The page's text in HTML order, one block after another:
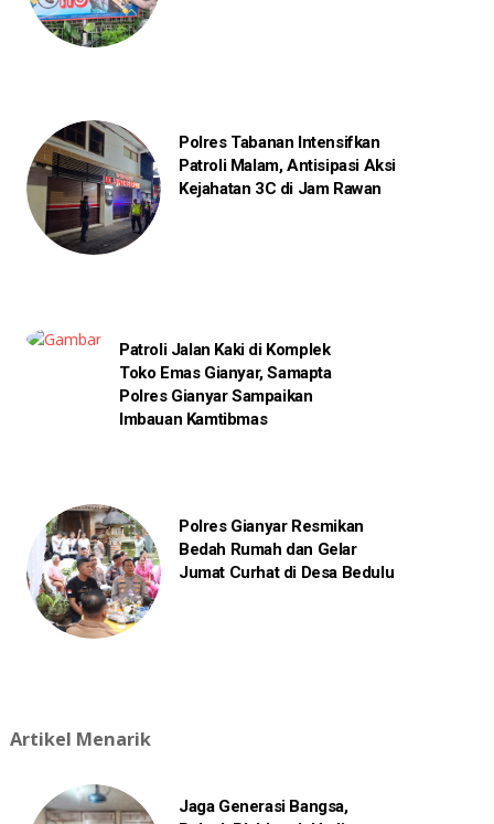
Polres Tabanan Intensifkan
Patroli Malam, Antisipasi Aksi
Kejahatan 3C di Jam Rawan
Patroli Jalan Kaki di Komplek
Toko Emas Gianyar, Samapta
Polres Gianyar Sampaikan
Imbauan Kamtibmas
Polres Gianyar Resmikan
Bedah Rumah dan Gelar
Jumat Curhat di Desa Bedulu
Artikel Menarik
Jaga Generasi Bangsa,